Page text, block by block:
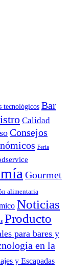
tecnológicos Bar
Calidad
Consejos
Feria
Gourmet
alimentaria
Noticias
Producto
para bares y
en la
y Escapadas